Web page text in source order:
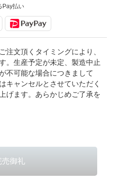
Pay払い
文頂くタイミングにより、
。生産予定が未定、製造中止
不可能な場合につきまして
キャンセルとさせていただく
げます。あらかじめご了承を